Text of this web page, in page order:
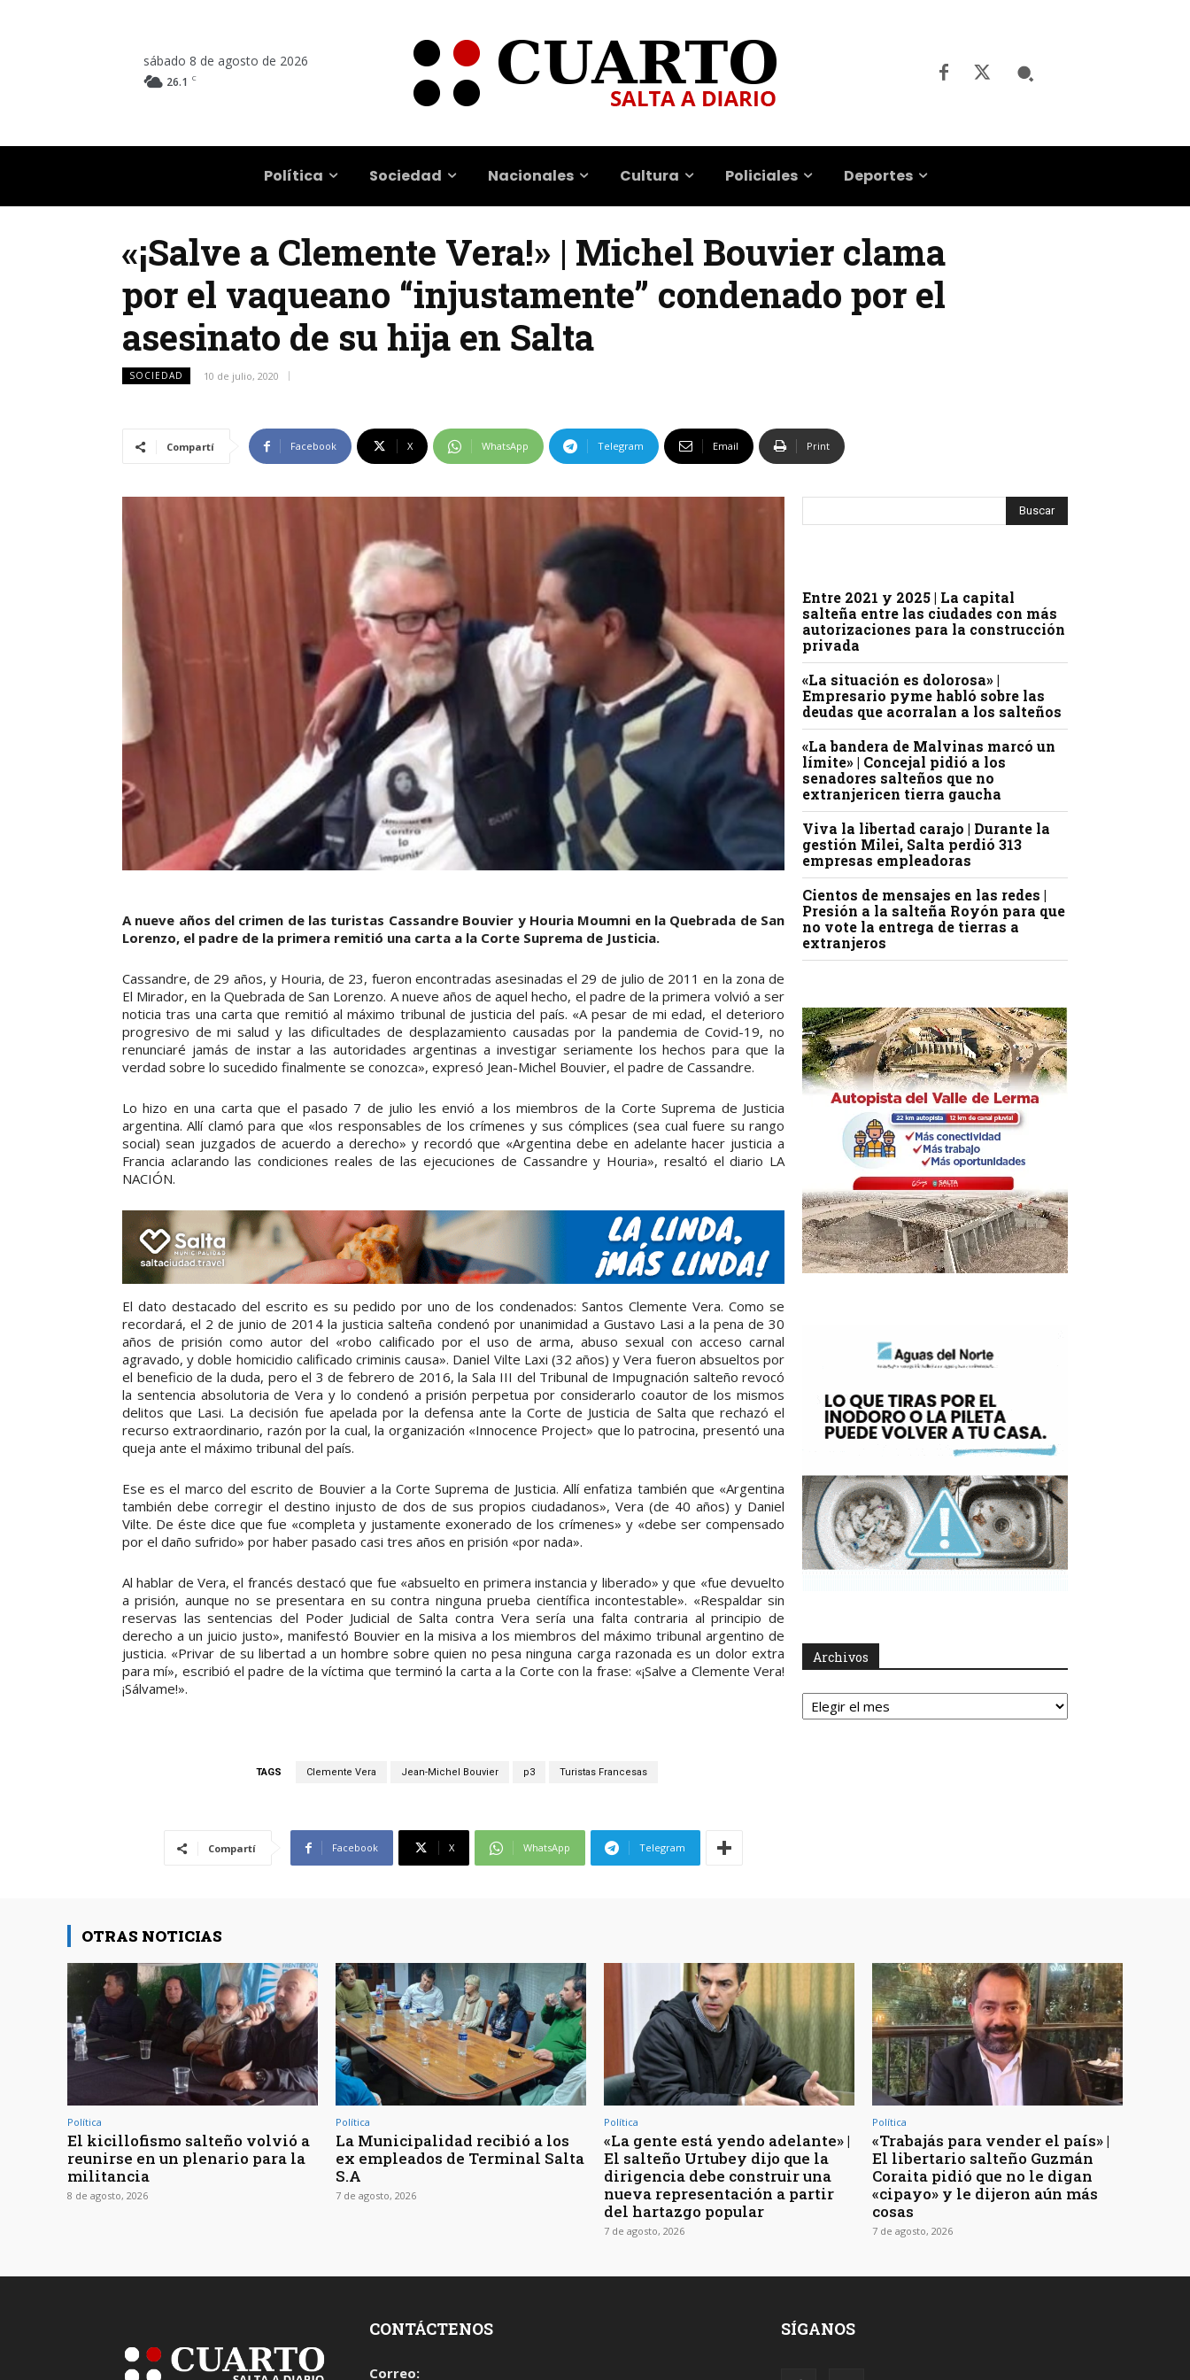
sábado 8 de agosto de 2026
26.1 C
Política Sociedad Nacionales Cultura Policiales Deportes
«¡Salve a Clemente Vera!» | Michel Bouvier clama
por el vaqueano “injustamente” condenado por el
asesinato de su hija en Salta
SOCIEDAD 10 de julio, 2020
Compartí Facebook X WhatsApp Telegram Email Print
A nueve años del crimen de las turistas Cassandre Bouvier y Houria Moumni en la Quebrada de San
Lorenzo, el padre de la primera remitió una carta a la Corte Suprema de Justicia.
Cassandre, de 29 años, y Houria, de 23, fueron encontradas asesinadas el 29 de julio de 2011 en la zona de
El Mirador, en la Quebrada de San Lorenzo. A nueve años de aquel hecho, el padre de la primera volvió a ser
noticia tras una carta que remitió al máximo tribunal de justicia del país. «A pesar de mi edad, el deterioro
progresivo de mi salud y las dificultades de desplazamiento causadas por la pandemia de Covid-19, no
renunciaré jamás de instar a las autoridades argentinas a investigar seriamente los hechos para que la
verdad sobre lo sucedido finalmente se conozca», expresó Jean-Michel Bouvier, el padre de Cassandre.
Lo hizo en una carta que el pasado 7 de julio les envió a los miembros de la Corte Suprema de Justicia
argentina. Allí clamó para que «los responsables de los crímenes y sus cómplices (sea cual fuere su rango
social) sean juzgados de acuerdo a derecho» y recordó que «Argentina debe en adelante hacer justicia a
Francia aclarando las condiciones reales de las ejecuciones de Cassandre y Houria», resaltó el diario LA
NACIÓN.
El dato destacado del escrito es su pedido por uno de los condenados: Santos Clemente Vera. Como se
recordará, el 2 de junio de 2014 la justicia salteña condenó por unanimidad a Gustavo Lasi a la pena de 30
años de prisión como autor del «robo calificado por el uso de arma, abuso sexual con acceso carnal
agravado, y doble homicidio calificado criminis causa». Daniel Vilte Laxi (32 años) y Vera fueron absueltos por
el beneficio de la duda, pero el 3 de febrero de 2016, la Sala III del Tribunal de Impugnación salteño revocó
la sentencia absolutoria de Vera y lo condenó a prisión perpetua por considerarlo coautor de los mismos
delitos que Lasi. La decisión fue apelada por la defensa ante la Corte de Justicia de Salta que rechazó el
recurso extraordinario, razón por la cual, la organización «Innocence Project» que lo patrocina, presentó una
queja ante el máximo tribunal del país.
Ese es el marco del escrito de Bouvier a la Corte Suprema de Justicia. Allí enfatiza también que «Argentina
también debe corregir el destino injusto de dos de sus propios ciudadanos», Vera (de 40 años) y Daniel
Vilte. De éste dice que fue «completa y justamente exonerado de los crímenes» y «debe ser compensado
por el daño sufrido» por haber pasado casi tres años en prisión «por nada».
Al hablar de Vera, el francés destacó que fue «absuelto en primera instancia y liberado» y que «fue devuelto
a prisión, aunque no se presentara en su contra ninguna prueba científica incontestable». «Respaldar sin
reservas las sentencias del Poder Judicial de Salta contra Vera sería una falta contraria al principio de
derecho a un juicio justo», manifestó Bouvier en la misiva a los miembros del máximo tribunal argentino de
justicia. «Privar de su libertad a un hombre sobre quien no pesa ninguna carga razonada es un dolor extra
para mí», escribió el padre de la víctima que terminó la carta a la Corte con la frase: «¡Salve a Clemente Vera!
¡Sálvame!».
TAGS Clemente Vera Jean-Michel Bouvier p3 Turistas Francesas
Compartí Facebook X WhatsApp Telegram
Entre 2021 y 2025 | La capital
salteña entre las ciudades con más
autorizaciones para la construcción
privada
«La situación es dolorosa» |
Empresario pyme habló sobre las
deudas que acorralan a los salteños
«La bandera de Malvinas marcó un
límite» | Concejal pidió a los
senadores salteños que no
extranjericen tierra gaucha
Viva la libertad carajo | Durante la
gestión Milei, Salta perdió 313
empresas empleadoras
Cientos de mensajes en las redes |
Presión a la salteña Royón para que
no vote la entrega de tierras a
extranjeros
Archivos
Archivos
OTRAS NOTICIAS
Política
El kicillofismo salteño volvió a
reunirse en un plenario para la
militancia
8 de agosto, 2026
Política
La Municipalidad recibió a los
ex empleados de Terminal Salta
S.A
7 de agosto, 2026
Política
«La gente está yendo adelante» |
El salteño Urtubey dijo que la
dirigencia debe construir una
nueva representación a partir
del hartazgo popular
7 de agosto, 2026
Política
«Trabajás para vender el país» |
El libertario salteño Guzmán
Coraita pidió que no le digan
«cipayo» y le dijeron aún más
cosas
7 de agosto, 2026
CONTÁCTENOS
Correo:
SÍGANOS